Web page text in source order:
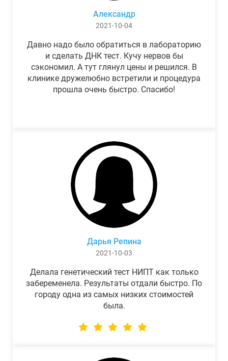
Александр
2021-10-04
Давно надо было обратиться в лабораторию
и сделать ДНК тест. Кучу нервов бы
сэкономил. А тут глянул цены и решился. В
клинике дружелюбно встретили и процедура
прошла очень быстро. Спасибо!
Дарья Репина
2021-10-03
Делала генетический тест НИПТ как только
забеременела. Результаты отдали быстро. По
городу одна из самых низких стоимостей
была.